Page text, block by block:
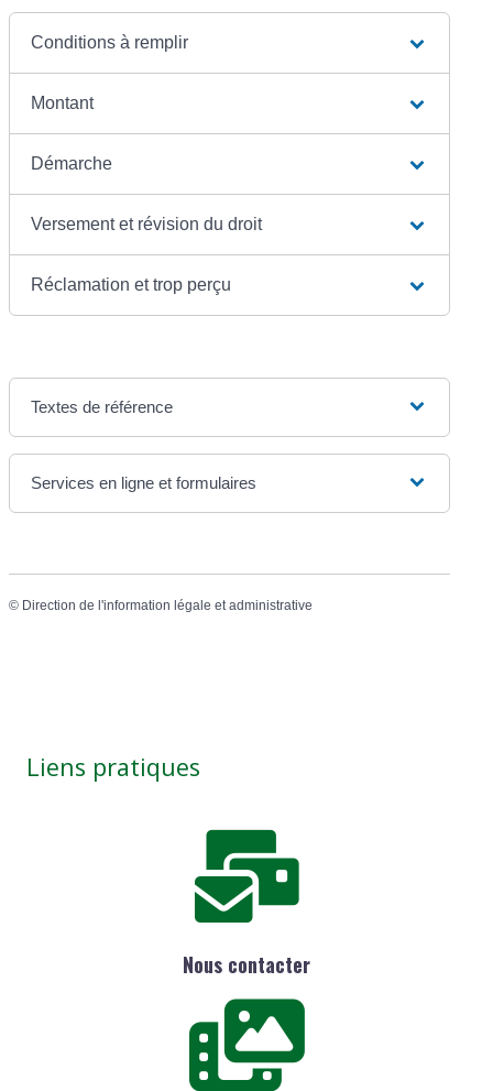
Conditions à remplir
Montant
Démarche
Versement et révision du droit
Réclamation et trop perçu
Textes de référence
Services en ligne et formulaires
© Direction de l'information légale et administrative
Liens pratiques
Nous contacter